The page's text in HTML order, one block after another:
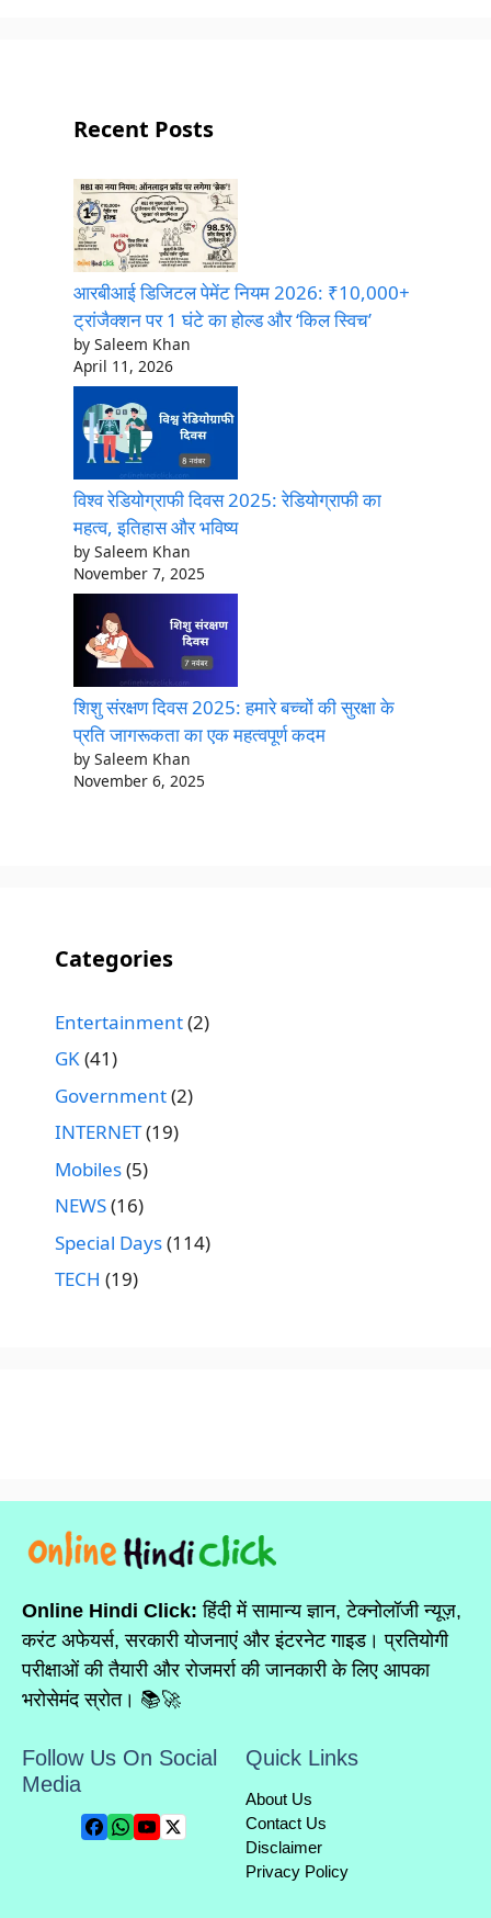
Recent Posts
आरबीआई डिजिटल पेमेंट नियम 2026: ₹10,000+
ट्रांजैक्शन पर 1 घंटे का होल्ड और ‘किल स्विच’
by Saleem Khan
April 11, 2026
विश्व रेडियोग्राफी दिवस 2025: रेडियोग्राफी का
महत्व, इतिहास और भविष्य
by Saleem Khan
November 7, 2025
शिशु संरक्षण दिवस 2025: हमारे बच्चों की सुरक्षा के
प्रति जागरूकता का एक महत्वपूर्ण कदम
by Saleem Khan
November 6, 2025
Categories
Entertainment(2)
GK(41)
Government(2)
INTERNET(19)
Mobiles(5)
NEWS(16)
Special Days(114)
TECH (19)
Online Hindi Click: हिंदी में सामान्य ज्ञान, टेक्नोलॉजी न्यूज़,
करंट अफेयर्स, सरकारी योजनाएं और इंटरनेट गाइड। प्रतियोगी
परीक्षाओं की तैयारी और रोजमर्रा की जानकारी के लिए आपका
भरोसेमंद स्रोत। 📚🚀
Follow Us On Social
Media
Quick Links
About Us
Contact Us
Disclaimer
Privacy Policy